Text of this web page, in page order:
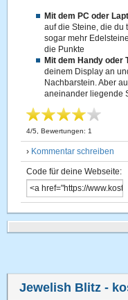
Mit dem PC oder
auf die Steine, die du
sogar mehr
die Punkte
Mit dem Handy oder
deinem Display an
Nachbarstein. Aber
aneinander liegende
4/5 , Bewertungen: 1
› Kommentar schreiben
Code für deine Webseite:
Jewelish Blitz -